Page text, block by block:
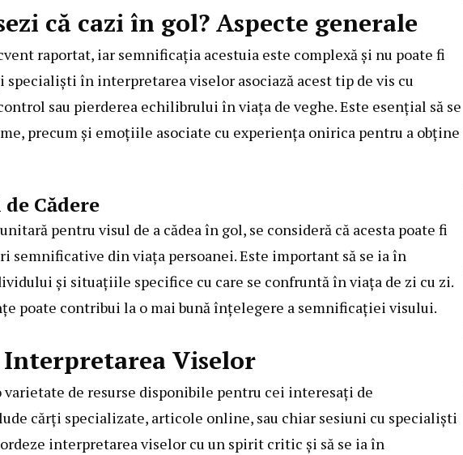
că cazi în gol? Aspecte generale
raportat, iar semnificația acestuia este complexă și nu poate fi
în interpretarea viselor asociază acest tip de vis cu
sau pierderea echilibrului în viața de veghe. Este esențial să se
precum și emoțiile asociate cu experiența onirica pentru a obține
Cădere
pentru visul de a cădea în gol, se consideră că acesta poate fi
semnificative din viața persoanei. Este important să se ia în
și situațiile specifice cu care se confruntă în viața de zi cu zi.
poate contribui la o mai bună înțelegere a semnificației visului.
Viselor
varietate de resurse disponibile pentru cei interesați de
cărți specializate, articole online, sau chiar sesiuni cu specialiști
interpretarea viselor cu un spirit critic și să se ia în